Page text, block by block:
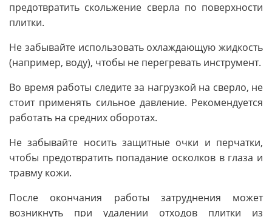
предотвратить скольжение сверла по поверхности
плитки.
Не забывайте использовать охлаждающую жидкость
(например, воду), чтобы не перегревать инструмент.
Во время работы следите за нагрузкой на сверло, не
стоит применять сильное давление. Рекомендуется
работать на средних оборотах.
Не забывайте носить защитные очки и перчатки,
чтобы предотвратить попадание осколков в глаза и
травму кожи.
После окончания работы затруднения может
возникнуть при удалении отходов плитки из